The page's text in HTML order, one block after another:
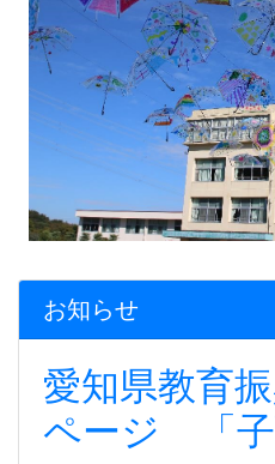
お知らせ
愛知県教育
ページ 「子